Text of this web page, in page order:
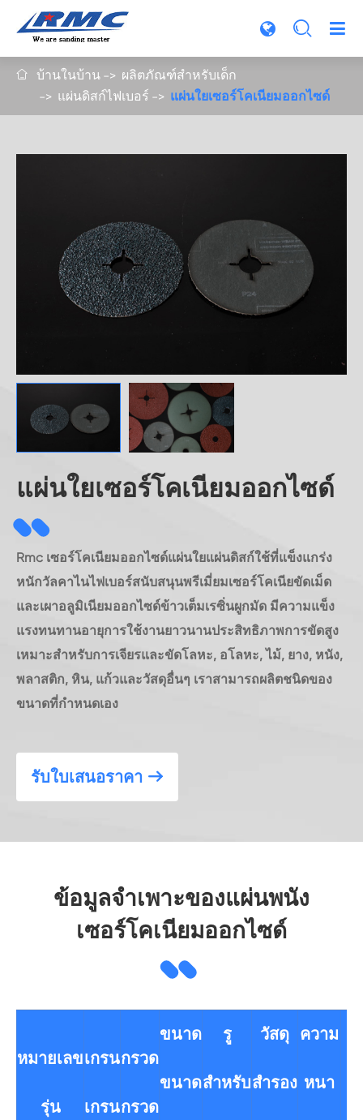

 บ้านในบ้าน
ผลิตภัณฑ์สำหรับเด็ก
แผ่นดิสก์ไฟเบอร์
แผ่นใยเซอร์โคเนียมออกไซด์
แผ่นใยเซอร์โคเนียมออกไซด์
Rmc เซอร์โคเนียมออกไซด์แผ่นใยแผ่นดิสก์ใช้ที่แข็งแกร่ง
หนักวัลคาไนไฟเบอร์สนับสนุนพรีเมี่ยมเซอร์โคเนียขัดเม็ด
และเผาอลูมิเนียมออกไซด์ข้าวเต็มเรซิ่นผูกมัด มีความแข็ง
แรงทนทานอายุการใช้งานยาวนานประสิทธิภาพการขัดสูง
เหมาะสำหรับการเจียรและขัดโลหะ, อโลหะ, ไม้, ยาง, หนัง,
พลาสติก, หิน, แก้วและวัสดุอื่นๆ เราสามารถผลิตชนิดของ
ขนาดที่กำหนดเอง
รับใบเสนอราคา 
ข้อมูลจำเพาะของแผ่นพนัง
เซอร์โคเนียมออกไซด์
หมายเลข
รุ่น
เกรน
เกรน
กรวด
กรวด
ขนาด
ขนาด
รู
สำหรับ
วัสดุ
สำรอง
ความ
หนา